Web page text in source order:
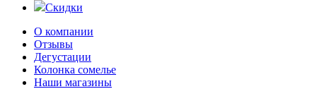
Скидки
О компании
Отзывы
Дегустации
Колонка сомелье
Наши магазины